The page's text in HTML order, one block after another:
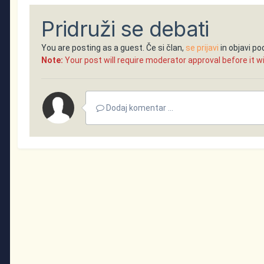
Pridruži se debati
You are posting as a guest. Če si član, se prijavi in objavi
Note: Your post will require moderator approval before it
Dodaj komentar ...